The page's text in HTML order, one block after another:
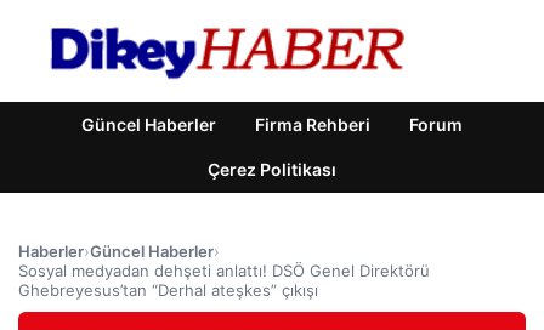
Güncel Haberler Firma Rehberi Forum
Çerez Politikası
Haberler›Güncel Haberler›
Sosyal medyadan dehşeti anlattı! DSÖ Genel Direktörü
Ghebreyesus’tan “Derhal ateşkes” çıkışı